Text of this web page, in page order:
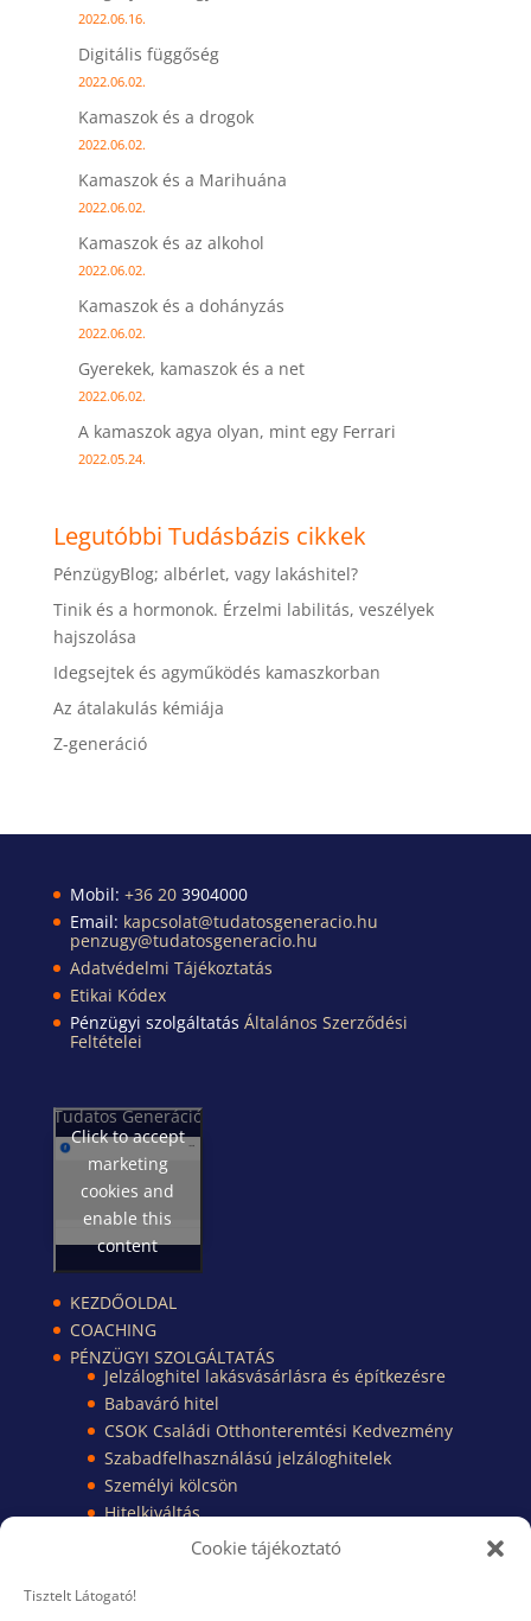
Cookie tájékoztató
Tisztelt Látogató!
2022.06.16.
Digitális függőség
2022.06.02.
Kamaszok és a drogok
2022.06.02.
Kamaszok és a Marihuána
2022.06.02.
Kamaszok és az alkohol
2022.06.02.
Kamaszok és a dohányzás
2022.06.02.
Gyerekek, kamaszok és a net
2022.06.02.
A kamaszok agya olyan, mint egy Ferrari
2022.05.24.
Legutóbbi Tudásbázis cikkek
PénzügyBlog; albérlet, vagy lakáshitel?
Tinik és a hormonok. Érzelmi labilitás, veszélyek
hajszolása
Idegsejtek és agyműködés kamaszkorban
Az átalakulás kémiája
Z-generáció
Mobil: +36 20 3904000
Email: kapcsolat@tudatosgeneracio.hu
penzugy@tudatosgeneracio.hu
Adatvédelmi Tájékoztatás
Etikai Kódex
Pénzügyi szolgáltatás Általános Szerződési
Feltételei
Tudatos Generáció
Click to accept
marketing
cookies and
enable this
content
KEZDŐOLDAL
COACHING
PÉNZÜGYI SZOLGÁLTATÁS
Jelzáloghitel lakásvásárlásra és építkezésre
Babaváró hitel
CSOK Családi Otthonteremtési Kedvezmény
Szabadfelhasználású jelzáloghitelek
Személyi kölcsön
Hitelkiváltás
Pénzügyi Kisokos
Pénzügyi dokumentumok
TUDÁSBÁZIS